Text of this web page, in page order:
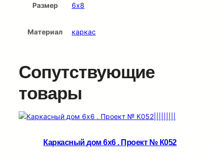
Размер 6х8
Материал каркас
Сопутствующие
товары
Каркасный дом 6х6 . Проект № К052